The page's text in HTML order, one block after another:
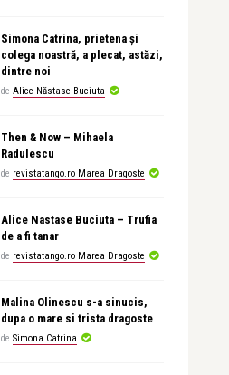
Simona Catrina, prietena și
colega noastră, a plecat, astăzi,
dintre noi
de Alice Năstase Buciuta
Then & Now – Mihaela
Radulescu
de revistatango.ro Marea Dragoste
Alice Nastase Buciuta – Trufia
de a fi tanar
de revistatango.ro Marea Dragoste
Malina Olinescu s-a sinucis,
dupa o mare si trista dragoste
de Simona Catrina